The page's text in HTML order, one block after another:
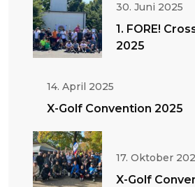
30. Juni 2025
1. FORE!
2025
14. April 2025
X-Golf Convention 2025
17. Oktober
X-Golf